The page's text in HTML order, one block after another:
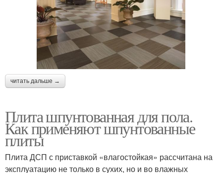
читать дальше →
Плита шпунтованная для пола.
Как применяют шпунтованные
плиты
Плита ДСП с приставкой «влагостойкая» рассчитана на
эксплуатацию не только в сухих, но и во влажных